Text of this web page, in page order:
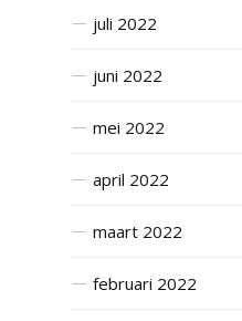
juli 2022
juni 2022
mei 2022
april 2022
maart 2022
februari 2022